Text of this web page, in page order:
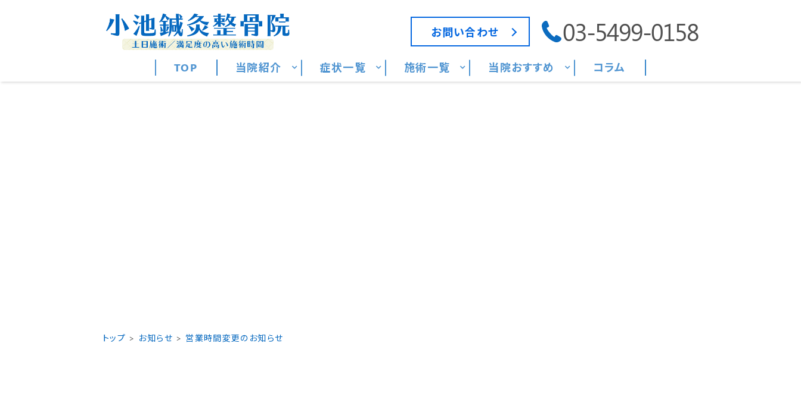
お問い合わせ 03-5499-0158
TOP 当院紹介 症状一覧 施術一覧 当院おすすめ コラム
トップ お知らせ 営業時間変更のお知らせ